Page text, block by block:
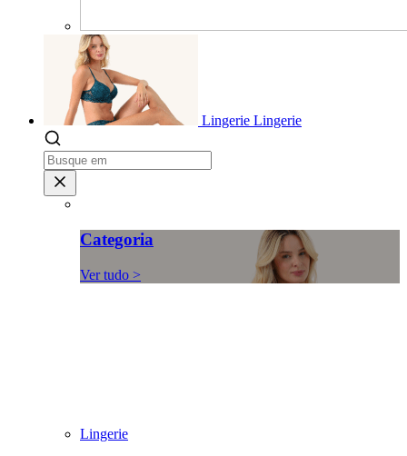
Lingerie Lingerie
Categoria
Ver tudo >
Lingerie